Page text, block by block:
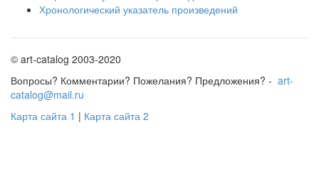
Хронологический указатель произведений
© art-catalog 2003-2020
Вопросы? Комментарии? Пожелания? Предложения? - art-
catalog@mail.ru
Карта сайта 1 | Карта сайта 2